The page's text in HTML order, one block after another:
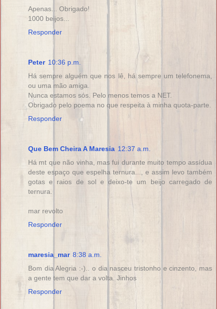
Apenas... Obrigado!
1000 beijos...
Responder
Peter 10:36 p.m.
Há sempre alguém que nos lê, há sempre um telefonema,
ou uma mão amiga.
Nunca estamos sós. Pelo menos temos a NET.
Obrigado pelo poema no que respeita à minha quota-parte.
Responder
Que Bem Cheira A Maresia 12:37 a.m.
Há mt que não vinha, mas fui durante muito tempo assídua
deste espaço que espelha ternura..., e assim levo também
gotas e raios de sol e deixo-te um beijo carregado de
ternura.
mar revolto
Responder
maresia_mar 8:38 a.m.
Bom dia Alegria :-).. o dia nasceu tristonho e cinzento, mas
a gente tem que dar a volta. Jinhos
Responder